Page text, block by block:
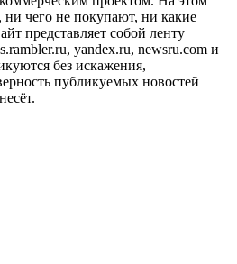
ни чего не покупают, ни какие
представляет собой ленту
yandex.ru, newsru.com и
без искажения,
публикуемых новостей